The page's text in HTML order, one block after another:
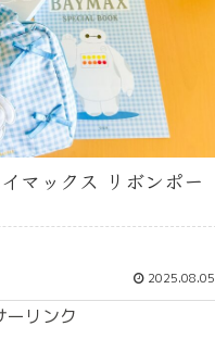
マックス リボンポー
2025.08.05
ーリンク